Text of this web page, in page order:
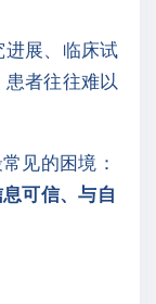
进展、临床试
者往往难以
见的困境：
可信、与自